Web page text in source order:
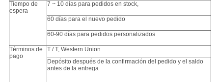
Tiempo de
espera
7 ~ 10 días para pedidos en stock,
60 días para el nuevo pedido
60-90 días para pedidos personalizados
Términos de
pago
T / T, Western Union
Depósito después de la confirmación del pedido y el saldo
antes de la entrega